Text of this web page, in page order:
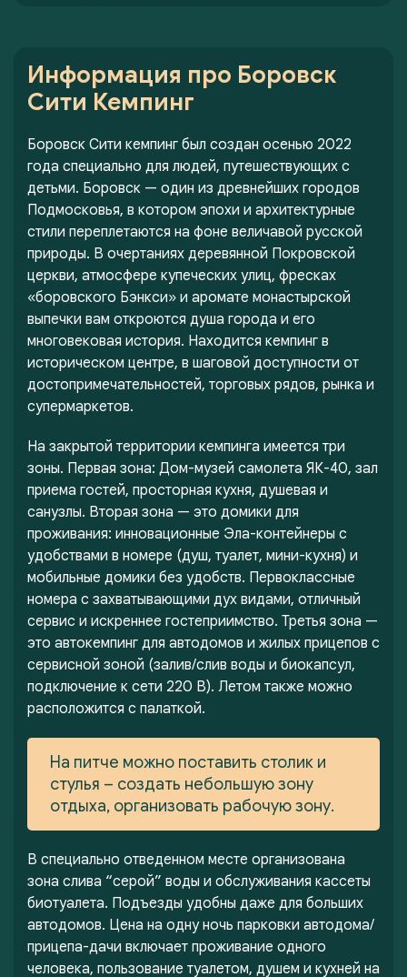
Информация про Боровск
Сити Кемпинг
Боровск Сити кемпинг был создан осенью 2022
года специально для людей, путешествующих с
детьми. Боровск — один из древнейших городов
Подмосковья, в котором эпохи и архитектурные
стили переплетаются на фоне величавой русской
природы. В очертаниях деревянной Покровской
церкви, атмосфере купеческих улиц, фресках
«боровского Бэнкси» и аромате монастырской
выпечки вам откроются душа города и его
многовековая история. Находится кемпинг в
историческом центре, в шаговой доступности от
достопримечательностей, торговых рядов, рынка и
супермаркетов.
На закрытой территории кемпинга имеется три
зоны. Первая зона: Дом-музей самолета ЯК-40, зал
приема гостей, просторная кухня, душевая и
санузлы. Вторая зона — это домики для
проживания: инновационные Эла-контейнеры с
удобствами в номере (душ, туалет, мини-кухня) и
мобильные домики без удобств. Первоклассные
номера с захватывающими дух видами, отличный
сервис и искреннее гостеприимство. Третья зона —
это автокемпинг для автодомов и жилых прицепов с
сервисной зоной (залив/слив воды и биокапсул,
подключение к сети 220 В). Летом также можно
расположится с палаткой.
На питче можно поставить столик и
стулья – создать небольшую зону
отдыха, организовать рабочую зону.
В специально отведенном месте организована
зона слива “серой” воды и обслуживания кассеты
биотуалета. Подъезды удобны даже для больших
автодомов. Цена на одну ночь парковки автодома/
прицепа-дачи включает проживание одного
человека, пользование туалетом, душем и кухней на